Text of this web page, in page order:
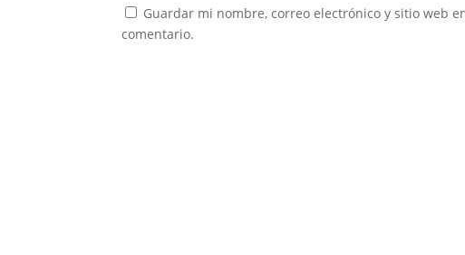
Guardar mi nombre, correo electrónico y sitio web
comentario.